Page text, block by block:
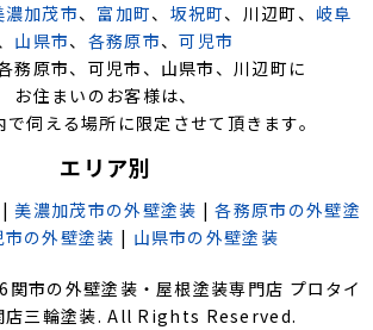
濃加茂市、 富加町、 坂祝町、川辺町、 岐阜
山県市、 各務原市、可児市
務原市、可児市、山県市、川辺町に
お住まいのお客様は、
伺える場所に限定させて頂きます。
エリア別
|美濃加茂市の外壁塗装 |各務原市の外壁塗
市の外壁塗装 | 山県市の外壁塗装
関市の外壁塗装・屋根塗装専門店 プロタイ
店三輪塗装. All Rights Reserved.